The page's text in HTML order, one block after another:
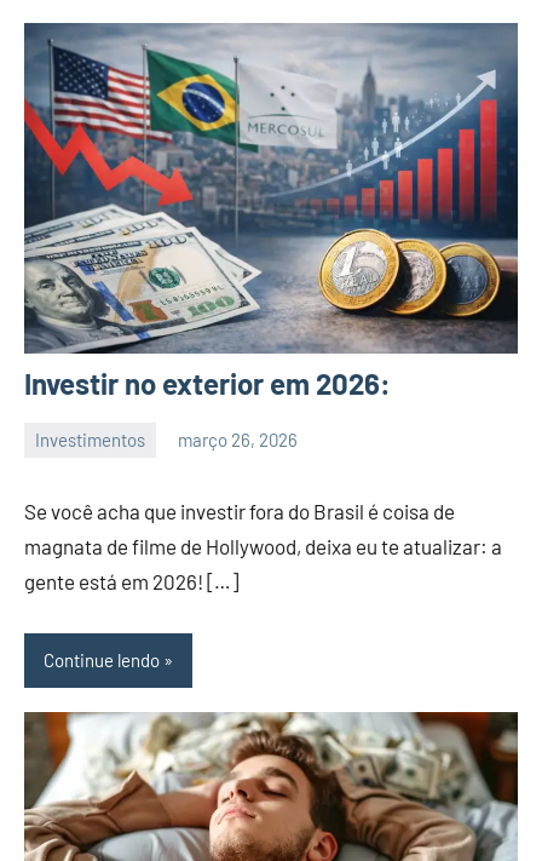
Investir no exterior em 2026:
Investimentos março 26, 2026
Se você acha que investir fora do Brasil é coisa de
magnata de filme de Hollywood, deixa eu te atualizar: a
gente está em 2026! […]
Continue lendo